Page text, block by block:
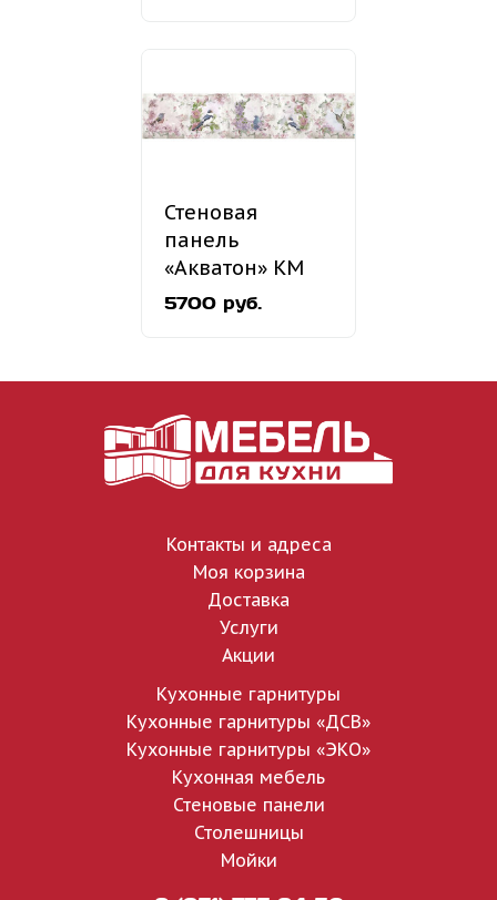
Стеновая
панель
«Акватон» КМ
11
5700 руб.
Контакты и адреса
Моя корзина
Доставка
Услуги
Акции
Кухонные гарнитуры
Кухонные гарнитуры «ДСВ»
Кухонные гарнитуры «ЭКО»
Кухонная мебель
Стеновые панели
Столешницы
Мойки